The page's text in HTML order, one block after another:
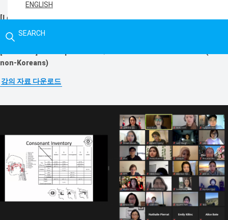
ENGLISH
SEARCH
[Lecture 2]Phonological rules(What are phonological rules in
Korean?)
non-Koreans)
강의 자료 다운로드